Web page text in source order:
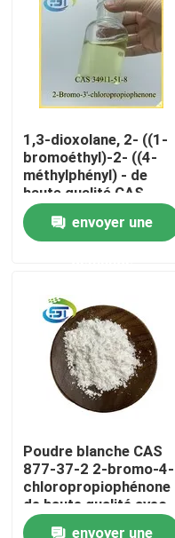
Produits
Au sujet de nous
Visite d'usine
Contrôle de qualité
Contactez-nous
Demandez une
Produit chimique de
PMK chimique
Produit chimique de
1,3-dioxolane, 2- ((1-
bromoéthyl)-2- ((4-
méthylphényl) - de
haute qualité CAS
91306-36-4
envoyer une
Poudre blanche CAS
877-37-2 2-bromo-4-
chloropropiophénone
de haute qualité avec
livraison en toute
envoyer une